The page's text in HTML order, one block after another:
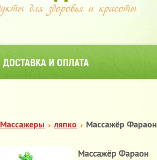
ДОСТАВКА И ОПЛАТА
Массажеры ляпко Массажёр Фараон
Массажёр Фараон